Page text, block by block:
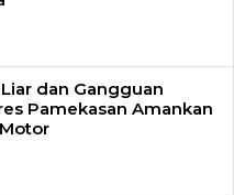
dan Gangguan
Pamekasan Amankan